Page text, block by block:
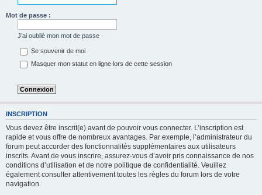
Mot de passe :
J’ai oublié mon mot de passe
Se souvenir de moi
Masquer mon statut en ligne lors de cette session
INSCRIPTION
Vous devez être inscrit(e) avant de pouvoir vous connecter. L’inscription est
rapide et vous offre de nombreux avantages. Par exemple, l’administrateur du
forum peut accorder des fonctionnalités supplémentaires aux utilisateurs
inscrits. Avant de vous inscrire, assurez-vous d’avoir pris connaissance de nos
conditions d’utilisation et de notre politique de confidentialité. Veuillez
également consulter attentivement toutes les règles du forum lors de votre
navigation.